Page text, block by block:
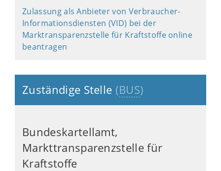
Zulassung als Anbieter von Verbraucher-
Informationsdiensten (VID) bei der
Marktransparenzstelle für Kraftstoffe online
beantragen
Zuständige Stelle (BUS)
Bundeskartellamt,
Markttransparenzstelle für
Kraftstoffe